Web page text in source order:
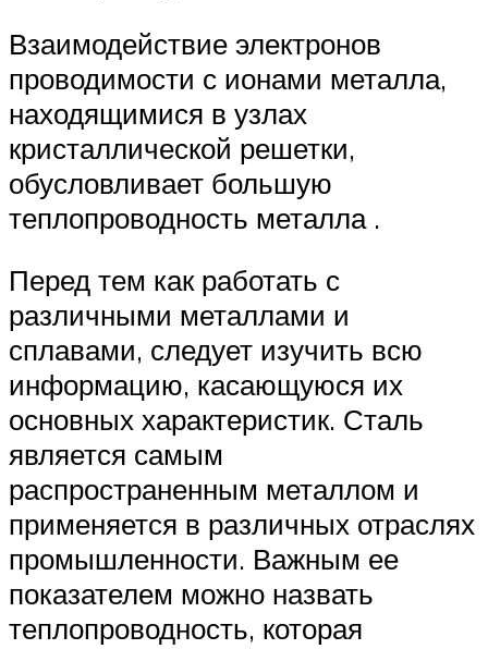
Взаимодействие электронов
проводимости с ионами металла,
находящимися в узлах
кристаллической решетки,
обусловливает большую
теплопроводность металла .
Перед тем как работать с
различными металлами и
сплавами, следует изучить всю
информацию, касающуюся их
основных характеристик. Сталь
является самым
распространенным металлом и
применяется в различных отраслях
промышленности. Важным ее
показателем можно назвать
теплопроводность, которая